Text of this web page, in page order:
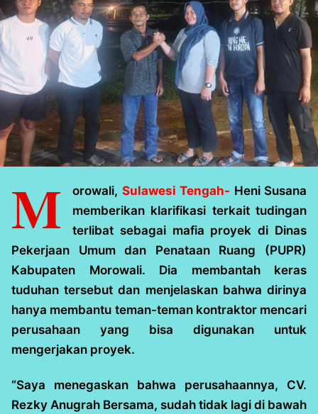
M orowali, Sulawesi Tengah- Heni Susana
memberikan klarifikasi terkait tudingan
terlibat sebagai mafia proyek di Dinas
Pekerjaan Umum dan Penataan Ruang (PUPR)
Kabupaten Morowali. Dia membantah keras
tuduhan tersebut dan menjelaskan bahwa dirinya
hanya membantu teman-teman kontraktor mencari
perusahaan yang bisa digunakan untuk
mengerjakan proyek.
“Saya menegaskan bahwa perusahaannya, CV.
Rezky Anugrah Bersama, sudah tidak lagi di bawah